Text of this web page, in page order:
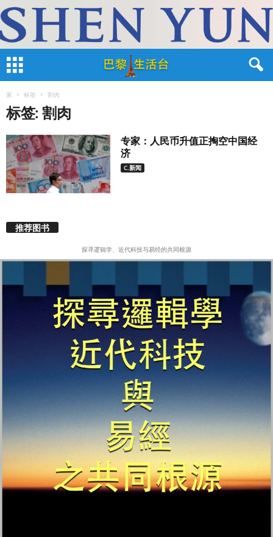
家 标签 割肉
标签: 割肉
专家：人民币升值正掏空中国经
济
C.新闻
推荐图书
探寻逻辑学、近代科技与易经的共同根源